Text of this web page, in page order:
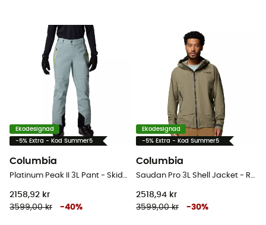
Ekodesignad
-5% Extra - Kod Summer5
Columbia
Platinum Peak II 3L Pant - Skidbyxa - Dam
2158,92 kr
3599,00 kr
-40%
Ekodesignad
-5% Extra - Kod Summer5
Columbia
Saudan Pro 3L Shell Jacket - Regnjacka - Herr
2518,94 kr
3599,00 kr
-30%